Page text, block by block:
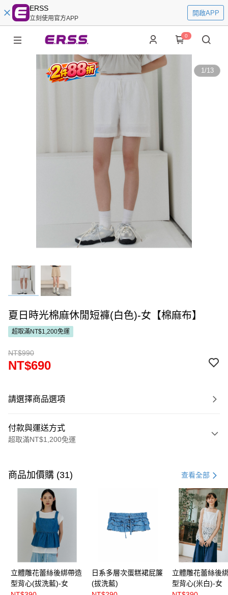
ERSS
立刻使用官方APP
開啟APP
0
1/13
夏日時光棉麻休閒短褲(白色)-女【棉麻布】
超取滿NT$1,200免運
NT$990
NT$690
請選擇商品選項
付款與運送方式
超取滿NT$1,200免運
信用卡一次付款
超商取貨付款
LINE Pay
Apple Pay
街口支付
悠遊付
AFTEE先享後付
商品加價購 (31) 查看全部
立體雕花蕾絲後綁帶造
型背心(拔洗藍)-女
日系多層次蛋糕裙屁簾
(拔洗藍)
立體雕花蕾絲後
型背心(米白)-女